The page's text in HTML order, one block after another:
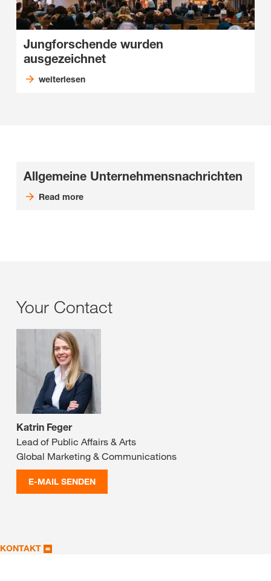
Jungforschende wurden
ausgezeichnet
weiterlesen
Allgemeine Unternehmensnachrichten
Read more
Your Contact
Katrin Feger
Lead of Public Affairs & Arts
Global Marketing & Communications
E-MAIL SENDEN
KONTAKT